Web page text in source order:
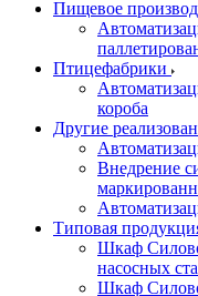
Пищевое
Птицефабрики
короба
Другие
Внедрение
Типовая
Шкаф
насосных
Шкаф